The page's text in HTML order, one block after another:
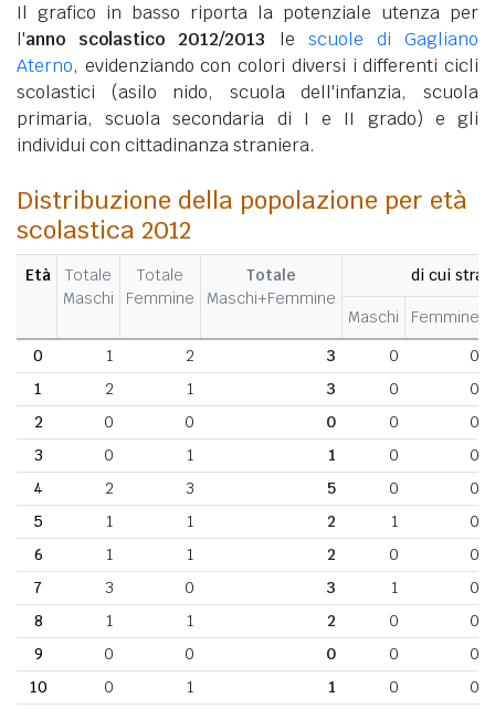
Il grafico in basso riporta la potenziale utenza per
l'anno scolastico 2012/2013 le scuole di Gagliano
Aterno, evidenziando con colori diversi i differenti cicli
scolastici (asilo nido, scuola dell'infanzia, scuola
primaria, scuola secondaria di I e II grado) e gli
individui con cittadinanza straniera.
Distribuzione della popolazione per età
scolastica 2012
Età
Totale
Maschi
Totale
Femmine
Totale
Maschi+Femmine
di cui
Maschi Femmine
0
1 2 3 0
0
1
2 1 3 0
0
2
0 0 0 0
0
3
0 1 1 0
0
4
2 3 5 0
0
5
1 1 2 1
0
6
1 1 2 0
0
7
3 0 3 1
0
8
1 1 2 0
0
9
0 0 0 0
0
10
0 1 1 0
0